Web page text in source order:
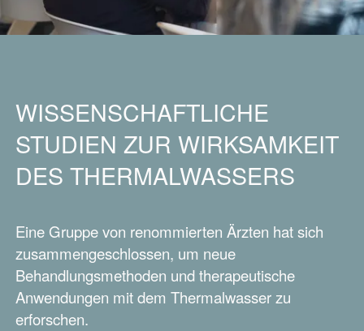
WISSENSCHAFTLICHE
STUDIEN ZUR WIRKSAMKEIT
DES THERMALWASSERS
Eine Gruppe von renommierten Ärzten hat sich
zusammengeschlossen, um neue
Behandlungsmethoden und therapeutische
Anwendungen mit dem Thermalwasser zu
erforschen.